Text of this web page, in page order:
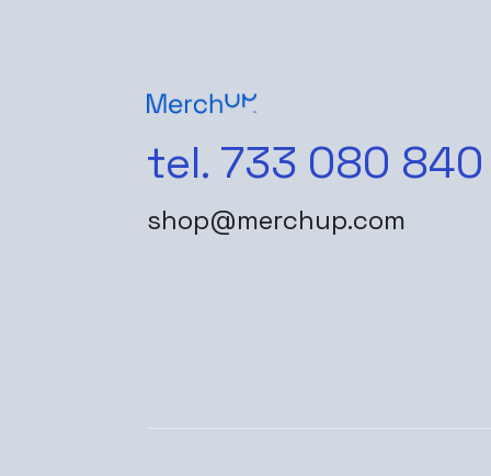
tel. 733 080 840
shop@merchup.com